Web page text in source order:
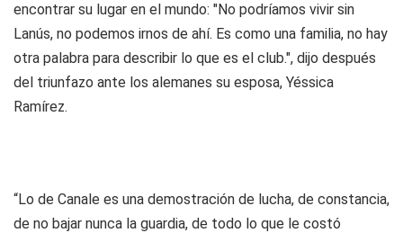
encontrar su lugar en el mundo: "No podríamos vivir sin
Lanús, no podemos irnos de ahí. Es como una familia, no hay
otra palabra para describir lo que es el club.", dijo después
del triunfazo ante los alemanes su esposa, Yéssica
Ramírez.
“Lo de Canale es una demostración de lucha, de constancia,
de no bajar nunca la guardia, de todo lo que le costó